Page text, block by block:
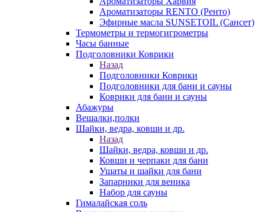
Ароматизаторы RENTO (Ренто)
Эфирные масла SUNSETOIL (Сансет)
Термометры и термогигрометры
Часы банные
Подголовники Коврики
Назад
Подголовники Коврики
Подголовники для бани и сауны
Коврики для бани и сауны
Абажуры
Вешалки,полки
Шайки, ведра, ковши и др.
Назад
Шайки, ведра, ковши и др.
Ковши и черпаки для бани
Ушаты и шайки для бани
Запарники для веника
Набор для сауны
Гималайская соль